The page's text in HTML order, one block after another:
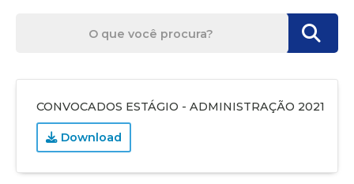
CONVOCADOS ESTÁGIO - ADMINISTRAÇÃO 2021
Download